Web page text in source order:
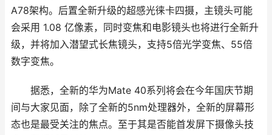
A78架构。后置全新升级的超感光徕卡四摄，主镜头可能
会采用 1.08 亿像素，同时变焦和电影镜头也将进行全新升
级，并将加入潜望式长焦镜头，支持5倍光学变焦、55倍
数字变焦。
据悉，全新的华为Mate 40系列将会在今年国庆节期
间与大家见面，除了全新的5nm处理器外，全新的屏幕形
态也是最受关注的焦点。至于其是否能首发屏下摄像头技